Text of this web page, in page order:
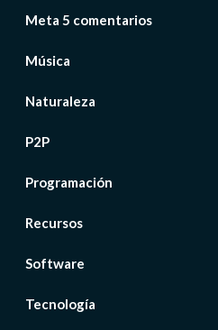
Meta 5 comentarios
Música
Naturaleza
P2P
Programación
Recursos
Software
Tecnología